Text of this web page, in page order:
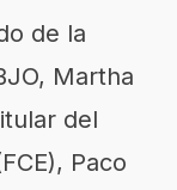
de la
Martha
del
Paco